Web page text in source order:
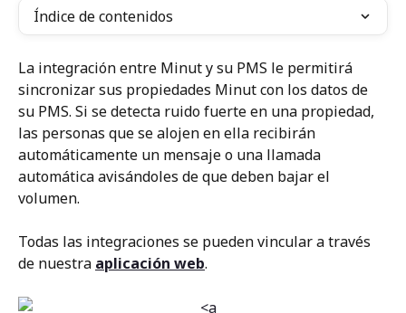
Índice de contenidos
La integración entre Minut y su PMS le permitirá
sincronizar sus propiedades Minut con los datos de
su PMS. Si se detecta ruido fuerte en una propiedad,
las personas que se alojen en ella recibirán
automáticamente un mensaje o una llamada
automática avisándoles de que deben bajar el
volumen.
Todas las integraciones se pueden vincular a través
de nuestra aplicación web.